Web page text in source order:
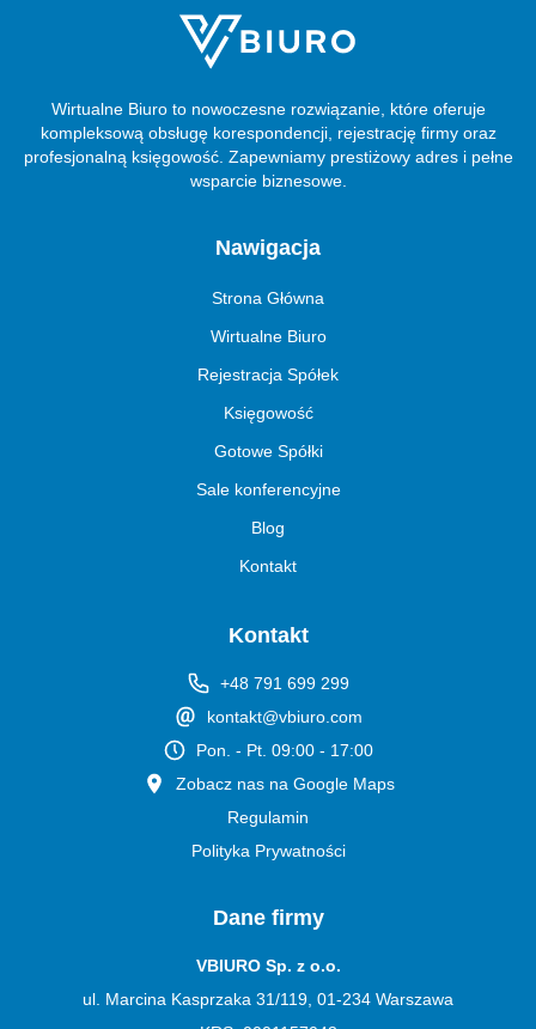
Wirtualne Biuro to nowoczesne rozwiązanie, które oferuje
kompleksową obsługę korespondencji, rejestrację firmy oraz
profesjonalną księgowość. Zapewniamy prestiżowy adres i pełne
wsparcie biznesowe.
Nawigacja
Strona Główna
Wirtualne Biuro
Rejestracja Spółek
Księgowość
Gotowe Spółki
Sale konferencyjne
Blog
Kontakt
Kontakt
+48 791 699 299
kontakt@vbiuro.com
Pon. - Pt. 09:00 - 17:00
Zobacz nas na Google Maps
Regulamin
Polityka Prywatności
Dane firmy
VBIURO Sp. z o.o.
ul. Marcina Kasprzaka 31/119, 01-234 Warszawa